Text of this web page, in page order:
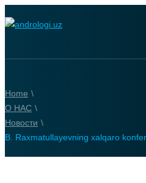
Home \
О НАС \
Новости \
B. Raxmatullayevning xalqaro